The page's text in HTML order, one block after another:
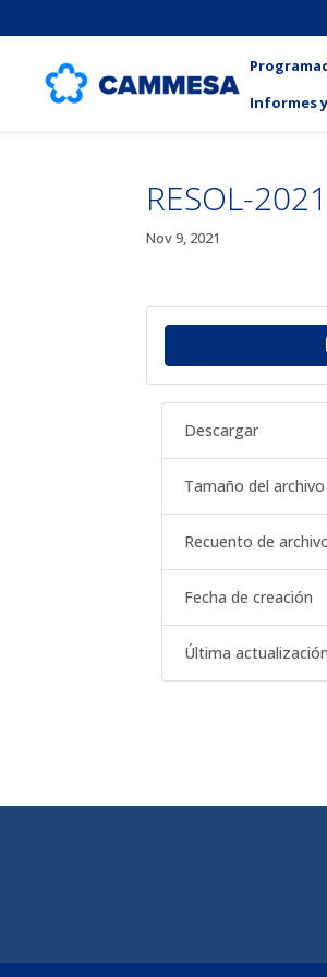
Informes
RESOL-
Nov 9, 2021
Descargar
Tamaño del archivo
Recuento de
Fecha de creación
Última actualización